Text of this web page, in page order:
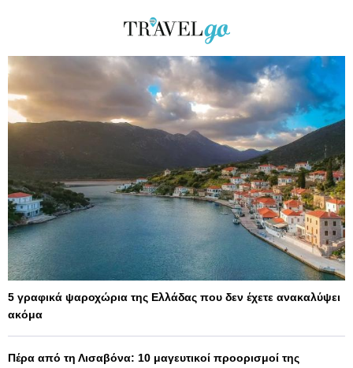
5 γραφικά ψαροχώρια της Ελλάδας που δεν έχετε ανακαλύψει
ακόμα
Πέρα από τη Λισαβόνα: 10 μαγευτικοί προορισμοί της